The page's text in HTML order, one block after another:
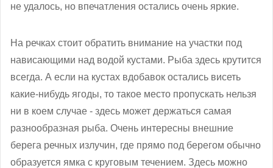
не удалось, но впечатления остались очень яркие.
На речках стоит обратить внимание на участки под
нависающими над водой кустами. Рыба здесь крутится
всегда. А если на кустах вдобавок остались висеть
какие-нибудь ягоды, то такое место пропускать нельзя
ни в коем случае - здесь может держаться самая
разнообразная рыба. Очень интересны внешние
берега речных излучин, где прямо под берегом обычно
образуется ямка с круговым течением. Здесь можно